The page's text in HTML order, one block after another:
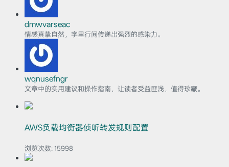
dmwvarseac
情感真挚自然，字里行间传递出强烈的感染力。
wqnusefngr
文章中的实用建议和操作指南，让读者受益匪浅，值得珍藏。
AWS负载均衡器侦听转发规则配置
浏览次数: 15998